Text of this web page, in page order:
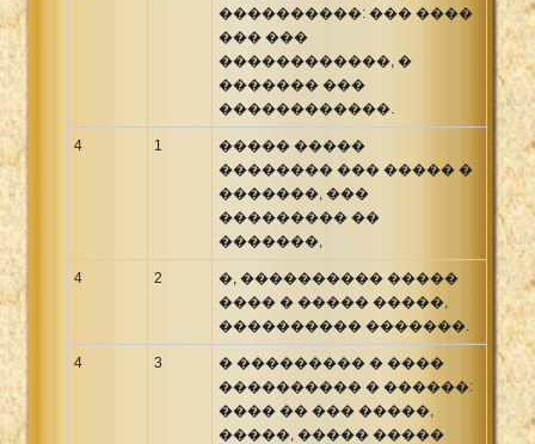
����������: ��� ����
��� ���
������������, �
������� ���
������������.
4 1
����� �����
�������� ��� ����� �
�������, ���
��������� ��
�������,
4 2
�, ���������� �����
���� � ����� �����,
���������� �������.
4 3
� ��������� � ����
���������� � ������:
���� �� ��� �����,
�����, ����� �����